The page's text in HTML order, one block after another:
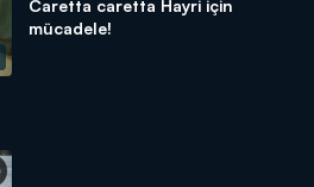
Caretta caretta Hayri için
mücadele!